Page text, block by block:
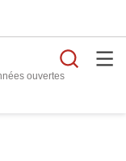
ouvertes